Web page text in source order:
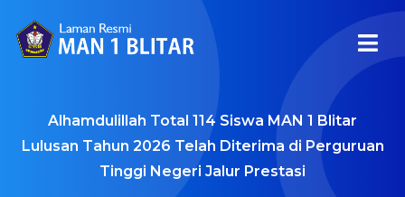
Alhamdulillah Total 114 Siswa MAN 1 Blitar
Lulusan Tahun 2026 Telah Diterima di Perguruan
Tinggi Negeri Jalur Prestasi